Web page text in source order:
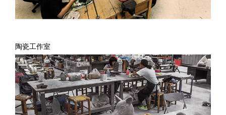
陶瓷工作室